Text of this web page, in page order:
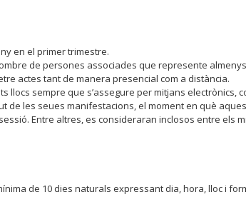
en el primer trimestre.
de persones associades que represente
actes tant de manera presencial com a distància.
sempre que s’assegure per mitjans electrònics,
les seues manifestacions, el moment en què
Entre altres, es consideraran inclosos entre els
de 10 dies naturals expressant dia, hora, lloc i